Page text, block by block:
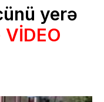
yerə
VİDEO